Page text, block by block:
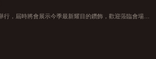
「皇室美鑽展」將于尖沙咀Mira Place 1地下大堂舉行，屆時將會展示今季最新耀目的鑽飾，歡迎蒞臨會場鑒試戴。 日期： 2018年1月12日至14日 時間： 上午11時30分至下午9時 地點： 尖沙咀彌敦道132號Mira Place 1地下大堂